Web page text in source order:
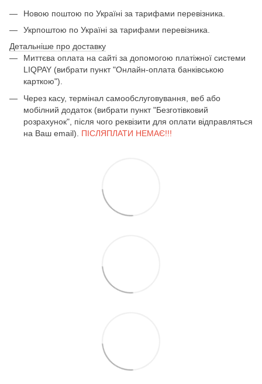
Новою поштою по Україні за тарифами перевізника.
Укрпоштою по Україні за тарифами перевізника.
Детальніше про доставку
Миттєва оплата на сайті за допомогою платіжної системи
LIQPAY (вибрати пункт "Онлайн-оплата банківською
карткою").
Через касу, термінал самообслуговування, веб або
мобілний додаток (вибрати пункт "Безготівковий
розрахунок", після чого реквізити для оплати відправляться
на Ваш email). ПІСЛЯПЛАТИ НЕМАЄ!!!